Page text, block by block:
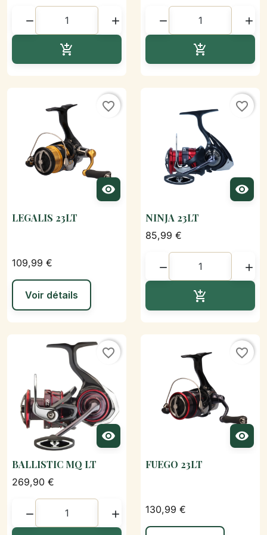
 

 


favorite_border
LEGALIS 23LT
109,99 €
Voir détails

favorite_border
NINJA 23LT
85,99 €
 


favorite_border
BALLISTIC MQ LT
269,90 €
 

favorite_border
FUEGO 23LT
130,99 €